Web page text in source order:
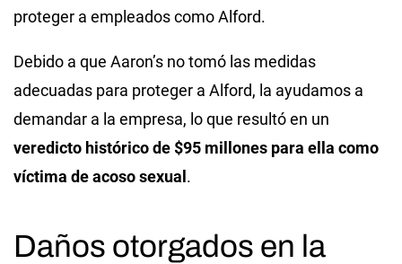
proteger a empleados como Alford.
Debido a que Aaron’s no tomó las medidas
adecuadas para proteger a Alford, la ayudamos a
demandar a la empresa, lo que resultó en un
veredicto histórico de $95 millones para ella como
víctima de acoso sexual.
Daños otorgados en la